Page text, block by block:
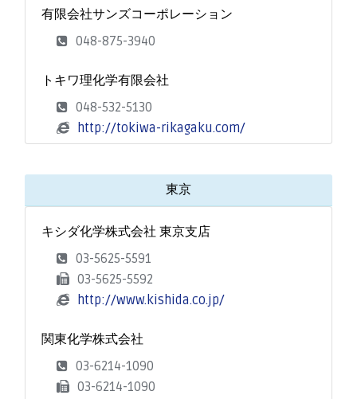
有限会社サンズコーポレーション
048-875-3940
トキワ理化学有限会社
048-532-5130
http://tokiwa-rikagaku.com/
東京
キシダ化学株式会社 東京支店
03-5625-5591
03-5625-5592
http://www.kishida.co.jp/
関東化学株式会社
03-6214-1090
03-6214-1090